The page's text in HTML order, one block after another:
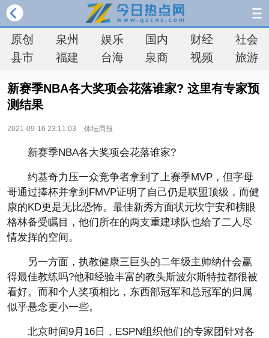
原创 泉州 娱乐 国内 财经
社会
县市
福建 台海 泉商 视频 旅游
新赛季NBA各大奖项会花落谁家? 这里有专家预
测结果
2021-09-16 23:11:03 体坛周报
新赛季NBA各大奖项会花落谁家?
约基奇力压一众竞争者拿到了上赛季MVP，但字母
哥通过捧杯并拿到FMVP证明了自己仍是联盟顶级，而健
康的KD更是无比恐怖。最佳新秀方面状元坎宁安和榜眼
格林备受瞩目，他们所在的两支重建球队也给了二人尽
情发挥的空间。
另一方面，执教健康三巨头的二年级主帅纳什会赢
得最佳教练吗?他和经验丰富的教头斯波尔斯特拉都很被
看好。而和个人奖项相比，东西部冠军和总冠军的归属
似乎悬念更小一些。
北京时间9月16日，ESPN组织他们的专家团针对各